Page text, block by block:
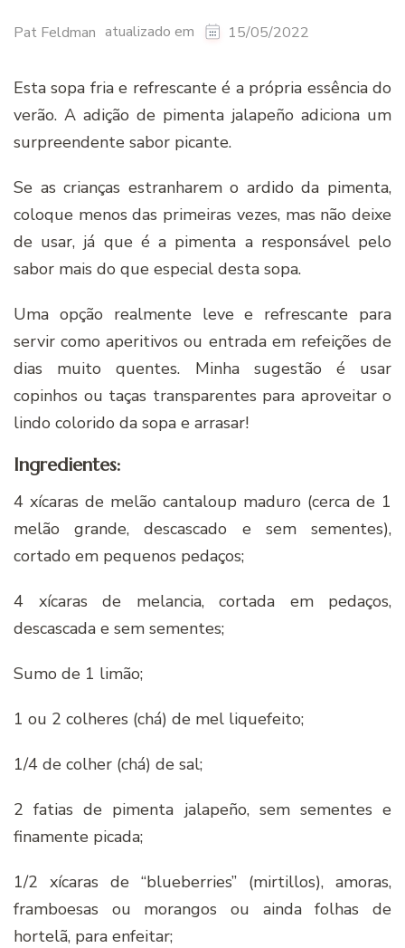
Pat Feldman atualizado em 15/05/2022
Esta sopa fria e refrescante é a própria essência do
verão. A adição de pimenta jalapeño adiciona um
surpreendente sabor picante.
Se as crianças estranharem o ardido da pimenta,
coloque menos das primeiras vezes, mas não deixe
de usar, já que é a pimenta a responsável pelo
sabor mais do que especial desta sopa.
Uma opção realmente leve e refrescante para
servir como aperitivos ou entrada em refeições de
dias muito quentes. Minha sugestão é usar
copinhos ou taças transparentes para aproveitar o
lindo colorido da sopa e arrasar!
Ingredientes:
4 xí­caras de melão cantaloup maduro (cerca de 1
melão grande, descascado e sem sementes),
cortado em pequenos pedaços;
4 xí­caras de melancia, cortada em pedaços,
descascada e sem sementes;
Sumo de 1 limão;
1 ou 2 colheres (chá) de mel liquefeito;
1/4 de colher (chá) de sal;
2 fatias de pimenta jalapeño, sem sementes e
finamente picada;
1/2 xí­caras de “blueberries” (mirtillos), amoras,
framboesas ou morangos ou ainda folhas de
hortelã, para enfeitar;